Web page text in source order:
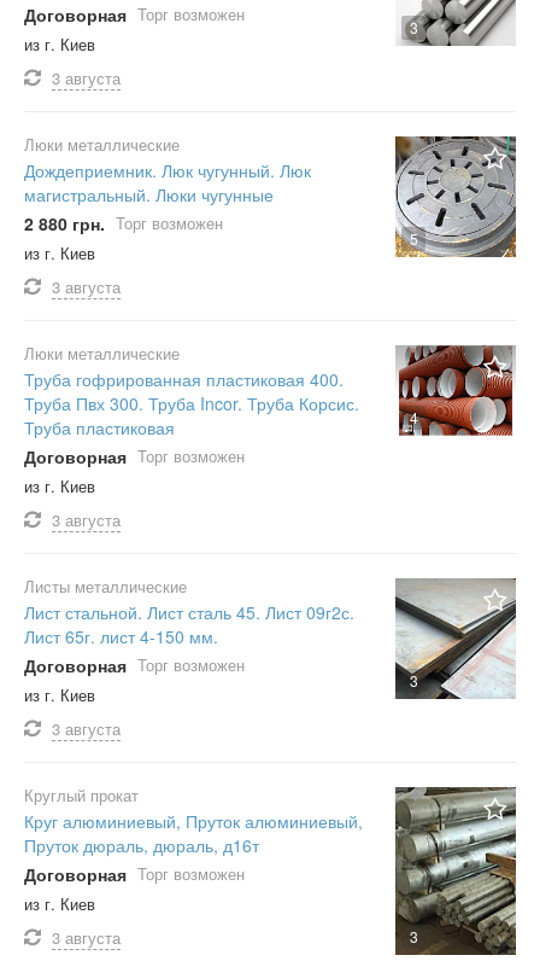
3
Договорная Торг возможен
из г. Киев
3 августа
5
Люки металлические
Дождеприемник. Люк чугунный. Люк
магистральный. Люки чугунные
2 880 грн. Торг возможен
из г. Киев
3 августа
4
Люки металлические
Труба гофрированная пластиковая 400.
Труба Пвх 300. Труба Incor. Труба Корсис.
Труба пластиковая
Договорная Торг возможен
из г. Киев
3 августа
3
Листы металлические
Лист стальной. Лист сталь 45. Лист 09г2с.
Лист 65г. лист 4-150 мм.
Договорная Торг возможен
из г. Киев
3 августа
3
Круглый прокат
Круг алюминиевый, Пруток алюминиевый,
Пруток дюраль, дюраль, д16т
Договорная Торг возможен
из г. Киев
3 августа